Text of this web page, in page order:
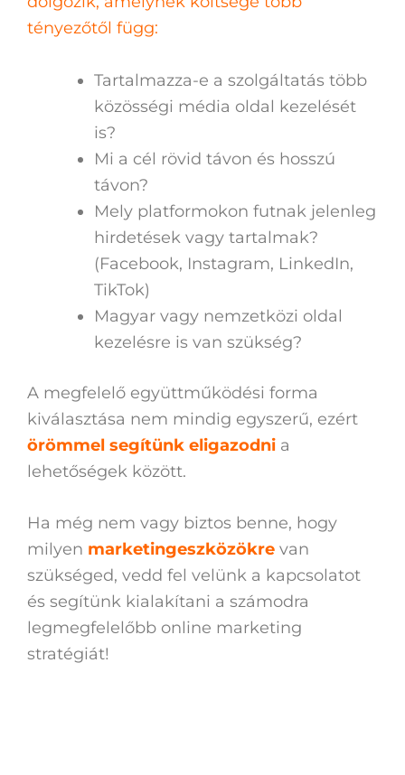
tényezőtől függ:
Tartalmazza-e a szolgáltatás több
közösségi média oldal kezelését
is?
Mi a cél rövid távon és hosszú
távon?
Mely platformokon futnak jelenleg
hirdetések vagy tartalmak?
(Facebook, Instagram, LinkedIn,
TikTok)
Magyar vagy nemzetközi oldal
kezelésre is van szükség?
A megfelelő együttműködési forma
kiválasztása nem mindig egyszerű, ezért
örömmel segítünk eligazodni a
lehetőségek között.
Ha még nem vagy biztos benne, hogy
milyen marketingeszközökre van
szükséged, vedd fel velünk a kapcsolatot
és segítünk kialakítani a számodra
legmegfelelőbb online marketing
stratégiát!